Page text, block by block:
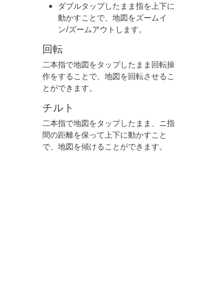
ダブルタップしたまま指を上下に
動かすことで、地図をズームイ
ン/ズームアウトします。
回転
二本指で地図をタップしたまま回転操
作をすることで、地図を回転させるこ
とができます。
チルト
二本指で地図をタップしたまま、ニ指
間の距離を保って上下に動かすこと
で、地図を傾けることができます。